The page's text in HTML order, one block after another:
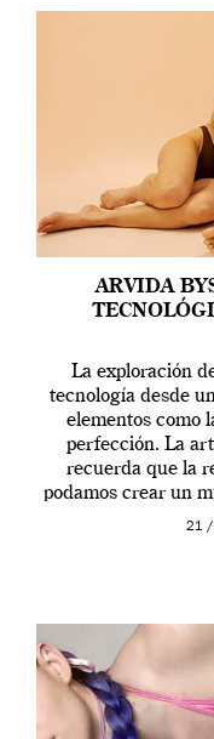
ARVIDA
La exploración
tecnología desde
elementos como
perfección. La
recuerda que la
podamos crear un
que los
21